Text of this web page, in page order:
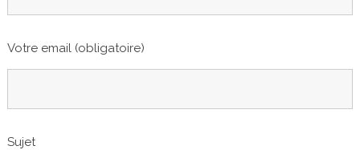
Votre email (obligatoire)
Sujet